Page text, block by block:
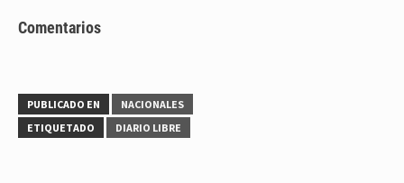
Comentarios
PUBLICADO EN
NACIONALES
ETIQUETADO
DIARIO LIBRE